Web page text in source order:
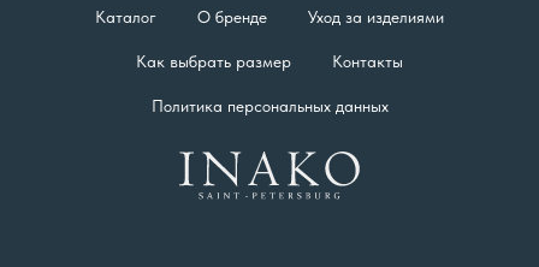
Каталог О бренде Уход за изделиями
Как выбрать размер Контакты
Политика персональных данных